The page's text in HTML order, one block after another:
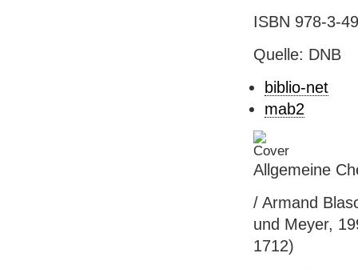
ISBN 978-3-
Quelle: DNB
biblio-net
mab2
Allgemeine
/ Armand
und Meyer,
1712)